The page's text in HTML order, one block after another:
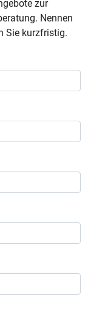
zur
Nennen
Sie kurzfristig.